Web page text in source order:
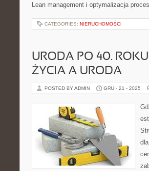
Lean management i optymalizacja
CATEGORIES: NIERUCHOMOŚCI
URODA PO 40.
ŻYCIA A URODA
POSTED BY ADMIN GRU - 21 - 2025